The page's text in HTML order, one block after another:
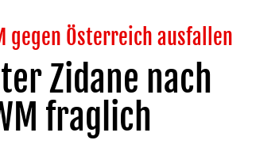
gegen Österreich ausfallen
Zidane nach
fraglich